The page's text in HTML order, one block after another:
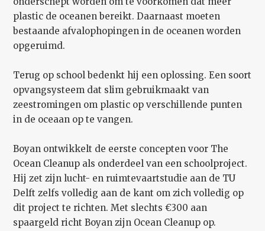
plastic de oceanen bereikt. Daarnaast moeten
bestaande afvalophopingen in de oceanen worden
opgeruimd.
Terug op school bedenkt hij een oplossing. Een soort
opvangsysteem dat slim gebruikmaakt van
zeestromingen om plastic op verschillende punten
in de oceaan op te vangen.
Boyan ontwikkelt de eerste concepten voor The
Ocean Cleanup als onderdeel van een schoolproject.
Hij zet zijn lucht- en ruimtevaartstudie aan de TU
Delft zelfs volledig aan de kant om zich volledig op
dit project te richten. Met slechts €300 aan
spaargeld richt Boyan zijn Ocean Cleanup op.